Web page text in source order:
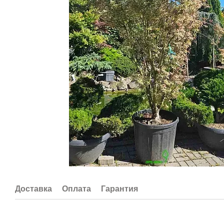
Доставка Оплата Гарантия